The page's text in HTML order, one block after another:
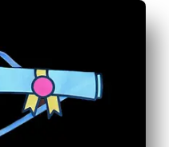
- Imprimez sur du
enfants - les élèves
comme bannière, décor
ajoutez des noms, des dates